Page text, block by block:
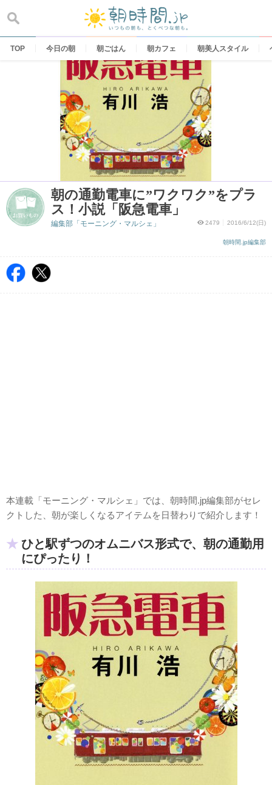
content
TOP 今日の朝 朝ごはん 朝カフェ 朝美人スタイル
朝の通勤電車に”ワクワク”をプラ
ス！小説「阪急電車」
2479 2016/6/12(日)
朝時間.jp編集部
編集部「モーニング・マルシェ」
本連載「モーニング・マルシェ」では、朝時間.jp編集部がセレ
クトした、朝が楽しくなるアイテムを日替わりで紹介します！
ひと駅ずつのオムニバス形式で、朝の通勤用
にぴったり！